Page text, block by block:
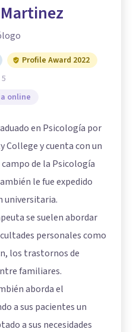
Profile Award 2022
5
online
en Psicología por
y cuenta con un
de la Psicología
le fue expedido
universitaria.
se suelen abordar
personales como
los trastornos de
familiares.
aborda el
a sus pacientes un
a sus necesidades